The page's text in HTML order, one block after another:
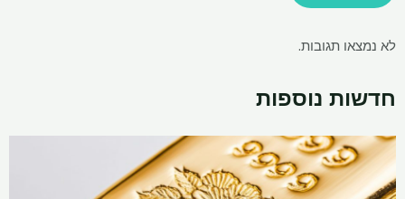
לא נמצאו תגובות.
חדשות נוספות